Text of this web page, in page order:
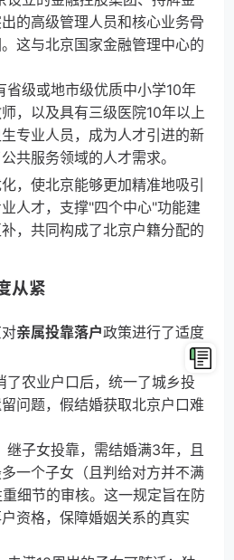
的高级管理人员和核心业务骨
这与北京国家金融管理中心的
省级或地市级优质中小学10年
，以及具有三级医院10年以上
专业人员，成为人才引进的新
共服务领域的人才需求。
，使北京能够更加精准地吸引
人才，支撑"四个中心"功能建
，共同构成了北京户籍分配的
从紧
亲属投靠落户政策进行了适度
了农业户口后，统一了城乡投
问题，假结婚获取北京户口难
继子女投靠，需结婚满3年，且
一个子女（且判给对方并不满
细节的审核。这一规定旨在防
资格，保障婚姻关系的真实